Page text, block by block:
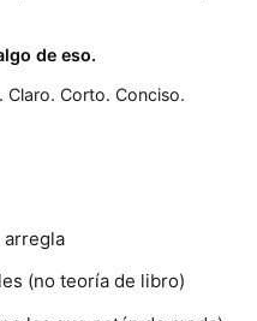
de eso.
Claro. Corto. Conciso.
(no teoría de libro)